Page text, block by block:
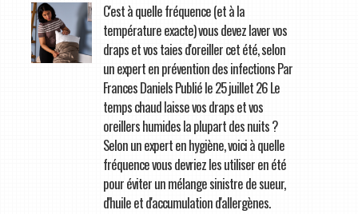
C'est à quelle fréquence (et à la
température exacte) vous devez laver vos
draps et vos taies d'oreiller cet été, selon
un expert en prévention des infections Par
Frances Daniels Publié le 25 juillet 26 Le
temps chaud laisse vos draps et vos
oreillers humides la plupart des nuits ?
Selon un expert en hygiène, voici à quelle
fréquence vous devriez les utiliser en été
pour éviter un mélange sinistre de sueur,
d'huile et d'accumulation d'allergènes.